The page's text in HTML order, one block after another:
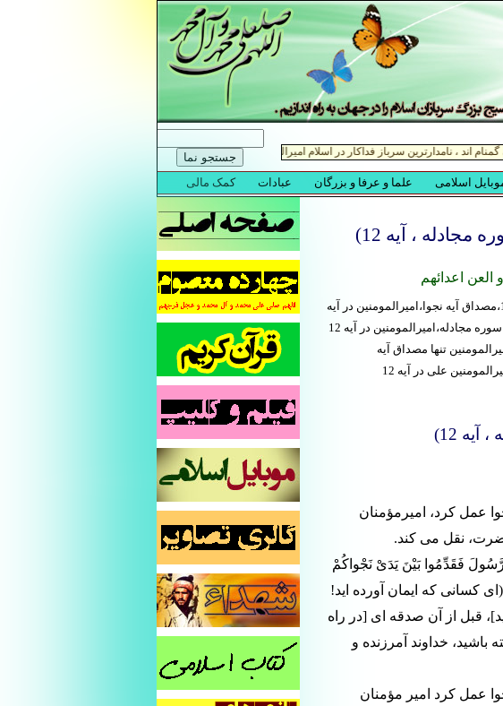
اعدائهم
، آیه 12)
12)
عمل کرد، امیرمؤمنان
نقل مى کند.
ناجَیْتُمُ الرَّسُولَ فَقَدِّمُوا بَیْنَ یَدَیْ نَجْواکُمْ
کسانى که ایمان آورده اید!
قبل از آن صدقه اى [در راه
باشید، خداوند آمرزنده و
عمل کرد امیر مؤمنان
نجوا،آیه نجوا،آیه 12 مجادله،آیه 12 سوره مجادله،مجادله آیه 12،سوره مجادله آیه 12،مصداق آیه نجوا،امیرالمومنین در آیه
نجوا،امیرالمومنین علی در آیه نجوا،امیرالمومنین مصداق آیه نجوا،امیرالمومنین در سوره مجادله،امیرالمومنین در آیه 12
نجوا،امیرالمومنین تنها مصداق آیه
نجوا،امیرالمومنین علی تنها مصداق آیه نجوا،امیرالمومنین علی در سوره مجادله،امیرالمومنین علی در آیه 12